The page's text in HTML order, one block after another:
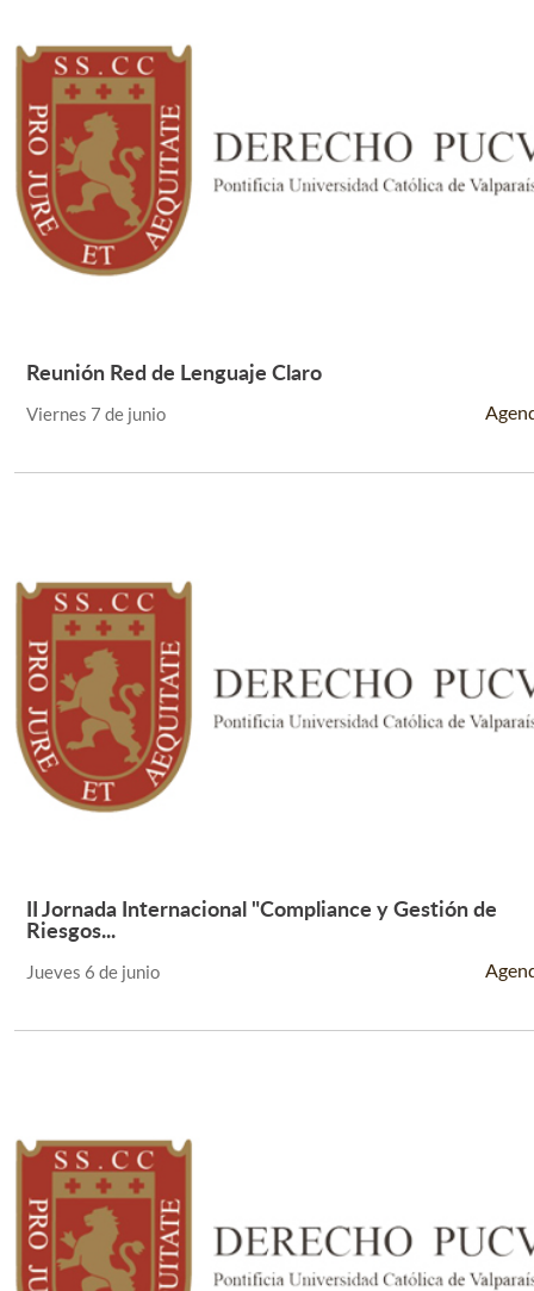
Reunión Red de Lenguaje Claro
Viernes 7 de junio
Leer Más +
II Jornada Internacional "Compliance y Gestión de
Riesgos...
Jueves 6 de junio